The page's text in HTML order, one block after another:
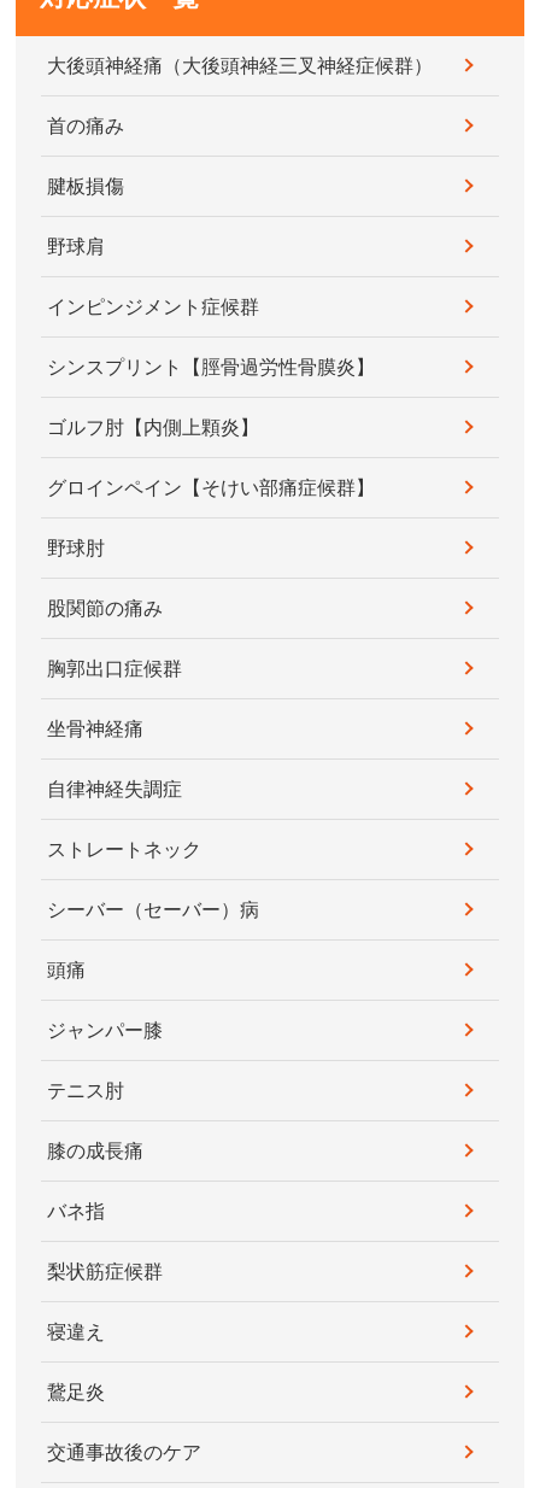
大後頭神経痛（大後頭神経三叉神経症候群）
首の痛み
腱板損傷
野球肩
インピンジメント症候群
シンスプリント【脛骨過労性骨膜炎】
ゴルフ肘【内側上顆炎】
グロインペイン【そけい部痛症候群】
野球肘
股関節の痛み
胸郭出口症候群
坐骨神経痛
自律神経失調症
ストレートネック
シーバー（セーバー）病
頭痛
ジャンパー膝
テニス肘
膝の成長痛
バネ指
梨状筋症候群
寝違え
鵞足炎
交通事故後のケア